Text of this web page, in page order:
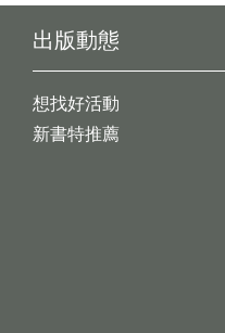
出版動態
想找好活動
新書特推薦